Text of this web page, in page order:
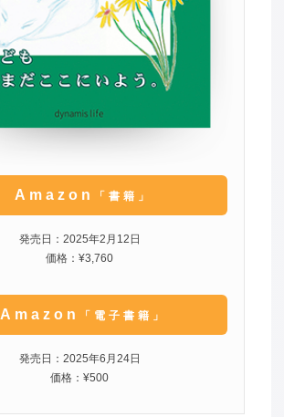
Amazon 「書籍」
発売日：2025年2月12日
価格：¥3,760
Amazon 「電子書籍」
発売日：2025年6月24日
価格：¥500